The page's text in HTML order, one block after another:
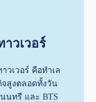
วเวอร์
เวอร์ คือทำเล
จสูงตลอดทั้งวัน
นทรี และ BTS